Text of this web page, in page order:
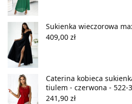
Sukienka wieczorowa
409,00 zł
Caterina kobieca
tiulem - czerwona - 522-3
241,90 zł